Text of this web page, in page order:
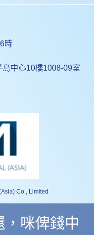
時
中心10樓1008-09室
Co., Limited
，咪俾錢中